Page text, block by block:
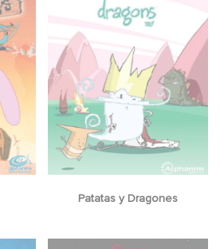
Patatas y Dragones